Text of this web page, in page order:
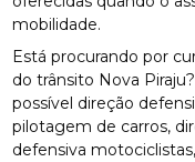
mobilidade.
Está procurando por
do trânsito Nova
possível direção
pilotagem de carros,
defensiva